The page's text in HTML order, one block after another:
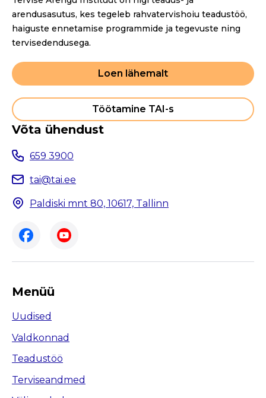
k
arendusasutus, kes tegeleb rahvatervishoiu teadustöö,
haiguste ennetamise programmide ja tegevuste ning
tervisedendusega.
Loen lähemalt
Töötamine TAI-s
Võta ühendust
659 3900
tai@tai.ee
Paldiski mnt 80, 10617, Tallinn
Menüü
Uudised
Valdkonnad
Teadustöö
Terviseandmed